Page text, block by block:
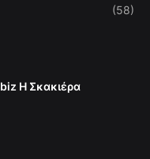
(58)
Η Σκακιέρα